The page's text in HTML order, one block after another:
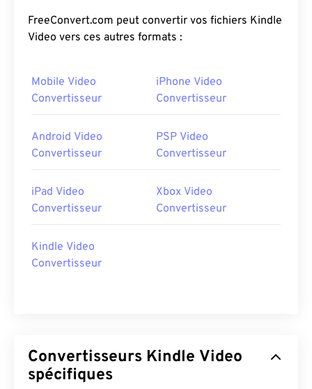
FreeConvert.com peut convertir vos fichiers Kindle
Video vers ces autres formats :
Mobile Video
Convertisseur
iPhone Video
Convertisseur
Android Video
Convertisseur
PSP Video
Convertisseur
iPad Video
Convertisseur
Xbox Video
Convertisseur
Kindle Video
Convertisseur
Convertisseurs Kindle Video
spécifiques